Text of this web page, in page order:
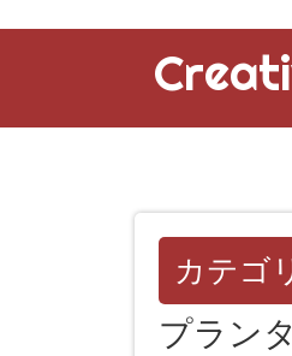
カテゴ
プラン